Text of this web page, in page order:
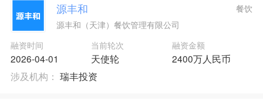
源丰和
源丰和（天津）餐饮管理有限公司
融资时间
2026-04-01
当前轮次
天使轮
融资金额
2400万人民币
餐饮
涉及机构： 瑞丰投资